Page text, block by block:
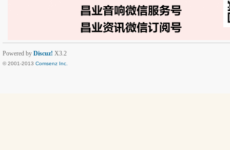
Powered by Discuz! X3.2
© 2001-2013 Comsenz Inc.